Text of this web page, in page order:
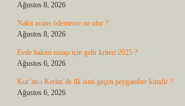
Ağustos 8, 2026
Nakit avans ödemezse ne olur ?
Ağustos 8, 2026
Evde bakım maaşı için gelir kriteri 2025 ?
Ağustos 6, 2026
Kur’an-ı Kerim’de ilk ismi geçen peygamber kimdir ?
Ağustos 6, 2026